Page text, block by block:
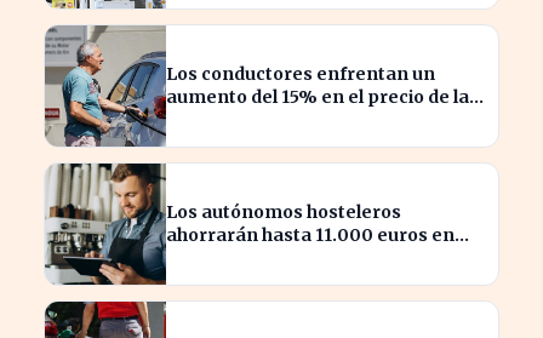
Los conductores enfrentan un
aumento del 15% en el precio de la
Los autónomos hosteleros
ahorrarán hasta 11.000 euros en
energética